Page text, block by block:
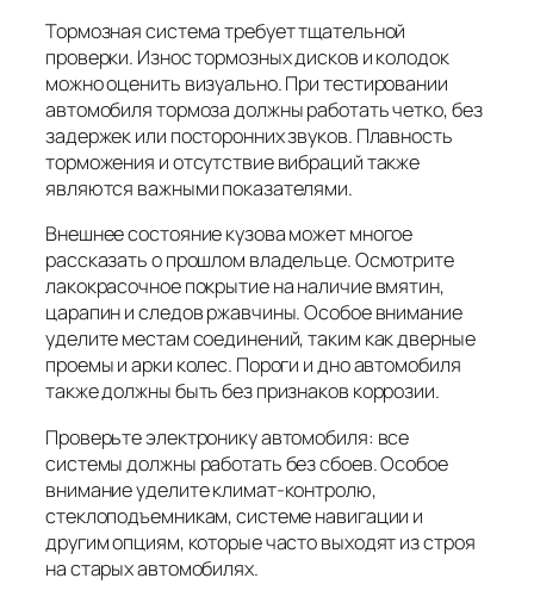
Тормозная система требует тщательной
проверки. Износ тормозных дисков и колодок
можно оценить визуально. При тестировании
автомобиля тормоза должны работать четко, без
задержек или посторонних звуков. Плавность
торможения и отсутствие вибраций также
являются важными показателями.
Внешнее состояние кузова может многое
рассказать о прошлом владельце. Осмотрите
лакокрасочное покрытие на наличие вмятин,
царапин и следов ржавчины. Особое внимание
уделите местам соединений, таким как дверные
проемы и арки колес. Пороги и дно автомобиля
также должны быть без признаков коррозии.
Проверьте электронику автомобиля: все
системы должны работать без сбоев. Особое
внимание уделите климат-контролю,
стеклоподъемникам, системе навигации и
другим опциям, которые часто выходят из строя
на старых автомобилях.